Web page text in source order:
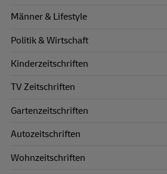
Männer & Lifestyle
Politik & Wirtschaft
Kinderzeitschriften
TV Zeitschriften
Gartenzeitschriften
Autozeitschriften
Wohnzeitschriften